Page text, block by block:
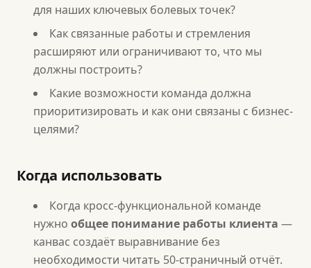
для наших ключевых болевых точек?
Как связанные работы и стремления
расширяют или ограничивают то, что мы
должны построить?
Какие возможности команда должна
приоритизировать и как они связаны с бизнес-
целями?
Когда использовать
Когда кросс-функциональной команде
нужно общее понимание работы клиента —
канвас создаёт выравнивание без
необходимости читать 50-страничный отчёт.